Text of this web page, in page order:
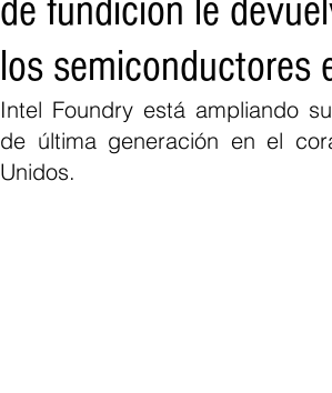
de fundición le
los semiconductores
Intel Foundry está ampliando
de última generación en el
Unidos.